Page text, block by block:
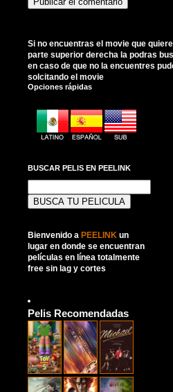
Si no encuentras el movie que
parte superior derecha la podras
en caso de que no la encuentres
solcitando el movie
Opciones rápidas
BUSCAR PELIS EN PEELINK
Bienvenido a PEELINK un
lugar en donde se encuentran
películas en línea totalmente
free sin lag y cortes
Pelis Recomendadas